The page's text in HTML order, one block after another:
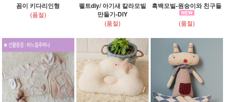
꼼이 키다리인형
(품절)
펠트diy/ 아기새 칼라모빌
만들기-DIY
(품절)
흑백모빌-원숭이와 친구들
(품절)